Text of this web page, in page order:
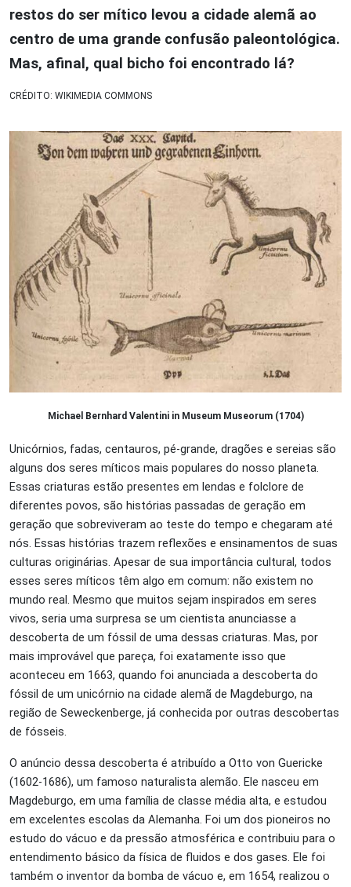
restos do ser mítico levou a cidade alemã ao
centro de uma grande confusão paleontológica.
Mas, afinal, qual bicho foi encontrado lá?
CRÉDITO: WIKIMEDIA COMMONS
Michael Bernhard Valentini in Museum Museorum (1704)
Unicórnios, fadas, centauros, pé-grande, dragões e sereias são
alguns dos seres míticos mais populares do nosso planeta.
Essas criaturas estão presentes em lendas e folclore de
diferentes povos, são histórias passadas de geração em
geração que sobreviveram ao teste do tempo e chegaram até
nós. Essas histórias trazem reflexões e ensinamentos de suas
culturas originárias. Apesar de sua importância cultural, todos
esses seres míticos têm algo em comum: não existem no
mundo real. Mesmo que muitos sejam inspirados em seres
vivos, seria uma surpresa se um cientista anunciasse a
descoberta de um fóssil de uma dessas criaturas. Mas, por
mais improvável que pareça, foi exatamente isso que
aconteceu em 1663, quando foi anunciada a descoberta do
fóssil de um unicórnio na cidade alemã de Magdeburgo, na
região de Seweckenberge, já conhecida por outras descobertas
de fósseis.
O anúncio dessa descoberta é atribuído a Otto von Guericke
(1602-1686), um famoso naturalista alemão. Ele nasceu em
Magdeburgo, em uma família de classe média alta, e estudou
em excelentes escolas da Alemanha. Foi um dos pioneiros no
estudo do vácuo e da pressão atmosférica e contribuiu para o
entendimento básico da física de fluidos e dos gases. Ele foi
também o inventor da bomba de vácuo e, em 1654, realizou o